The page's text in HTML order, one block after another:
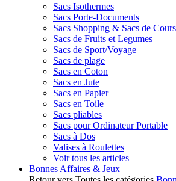
Sacs Isothermes
Sacs Porte-Documents
Sacs Shopping & Sacs de
Sacs de Fruits et Legumes
Sacs de Sport/Voyage
Sacs de plage
Sacs en Coton
Sacs en Jute
Sacs en Papier
Sacs en Toile
Sacs pliables
Sacs pour Ordinateur Portable
Sacs à Dos
Valises à Roulettes
Voir tous les articles
Bonnes Affaires & Jeux